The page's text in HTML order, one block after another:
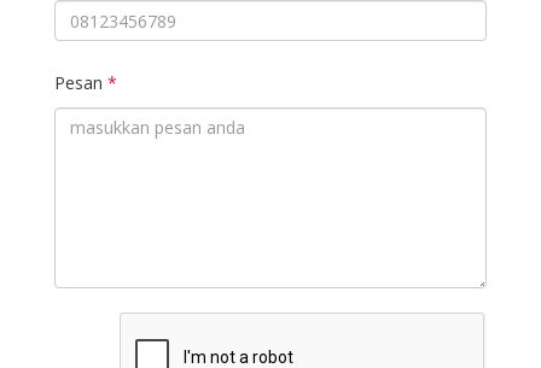
Pesan *